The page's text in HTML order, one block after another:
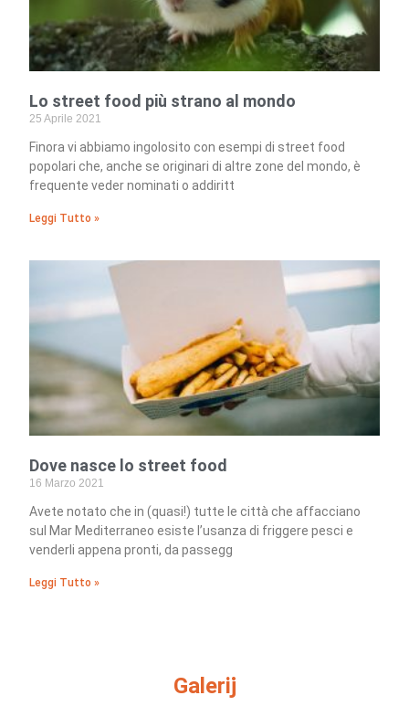
Lo street food più strano al mondo
25 Aprile 2021
Finora vi abbiamo ingolosito con esempi di street food
popolari che, anche se originari di altre zone del mondo, è
frequente veder nominati o addiritt
Leggi Tutto »
Dove nasce lo street food
16 Marzo 2021
Avete notato che in (quasi!) tutte le città che affacciano
sul Mar Mediterraneo esiste l’usanza di friggere pesci e
venderli appena pronti, da passegg
Leggi Tutto »
Galerij